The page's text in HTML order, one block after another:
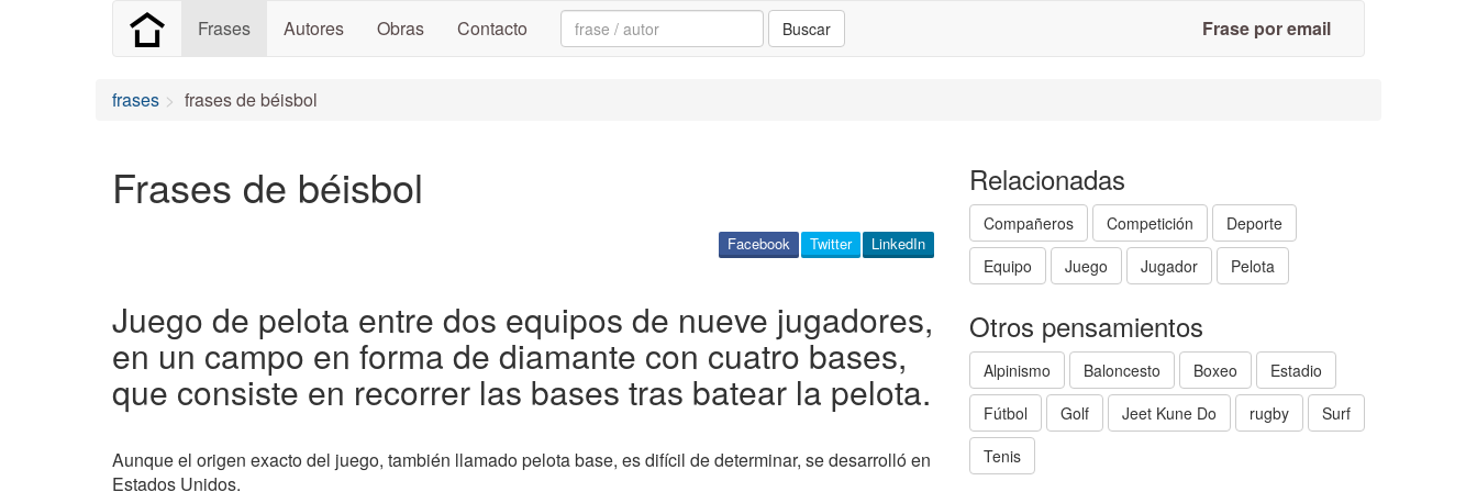
Frases Autores Obras Contacto Search: Buscar Frase por email
frases frases de béisbol
Frases de béisbol
LinkedIn
Twitter
Facebook
Juego de pelota entre dos equipos de nueve jugadores,
en un campo en forma de diamante con cuatro bases,
que consiste en recorrer las bases tras batear la pelota.
Aunque el origen exacto del juego, también llamado pelota base, es difícil de determinar, se desarrolló en
Estados Unidos.
Relacionadas
Compañeros Competición
Deporte
Equipo
Juego Jugador Pelota
Otros pensamientos
Alpinismo Baloncesto Boxeo
Estadio
Fútbol
Golf Jeet Kune Do rugby
Surf
Tenis